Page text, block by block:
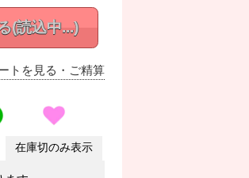
(読込中...)
トを見る ・ご精算
在庫切のみ表示